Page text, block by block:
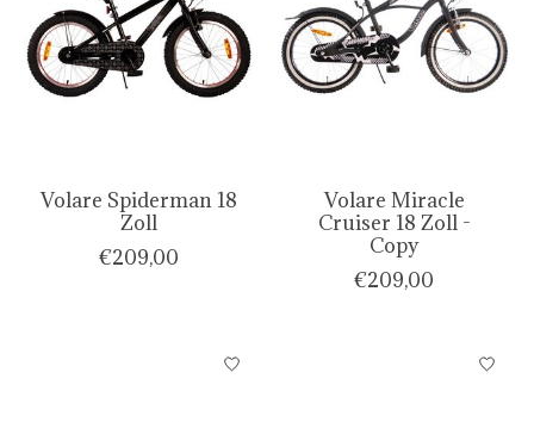
Volare Spiderman 18
Zoll
€209,00
Volare Miracle
Cruiser 18 Zoll -
Copy
€209,00